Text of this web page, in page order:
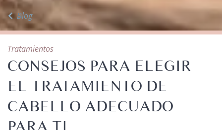
Blog
Tratamientos
CONSEJOS PARA ELEGIR
EL TRATAMIENTO DE
CABELLO ADECUADO
PARA TI